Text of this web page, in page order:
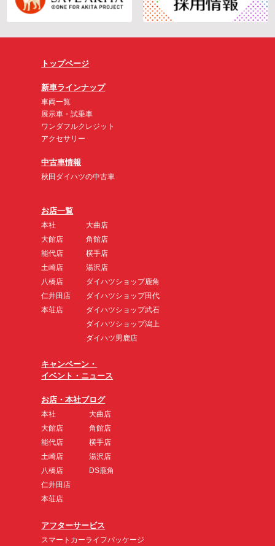
トップページ
新車ラインナップ
車両一覧
展示車・試乗車
ワンダフルクレジット
アクセサリー
中古車情報
秋田ダイハツの中古車
お店一覧
本社
大館店
能代店
土崎店
八橋店
仁井田店
本荘店
大曲店
角館店
横手店
湯沢店
ダイハツショップ鹿角
ダイハツショップ田代
ダイハツショップ武石
ダイハツショップ潟上
ダイハツ男鹿店
キャンペーン・
イベント・ニュース
お店・本社ブログ
本社
大館店
能代店
土崎店
八橋店
仁井田店
本荘店
大曲店
角館店
横手店
湯沢店
DS鹿角
アフターサービス
スマートカーライフパッケージ